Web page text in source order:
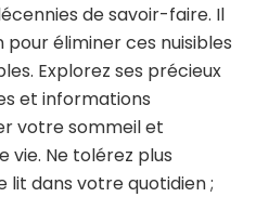
de savoir-faire. Il
éliminer ces nuisibles
Explorez ses précieux
et informations
votre sommeil et
Ne tolérez plus
lit dans votre quotidien ;